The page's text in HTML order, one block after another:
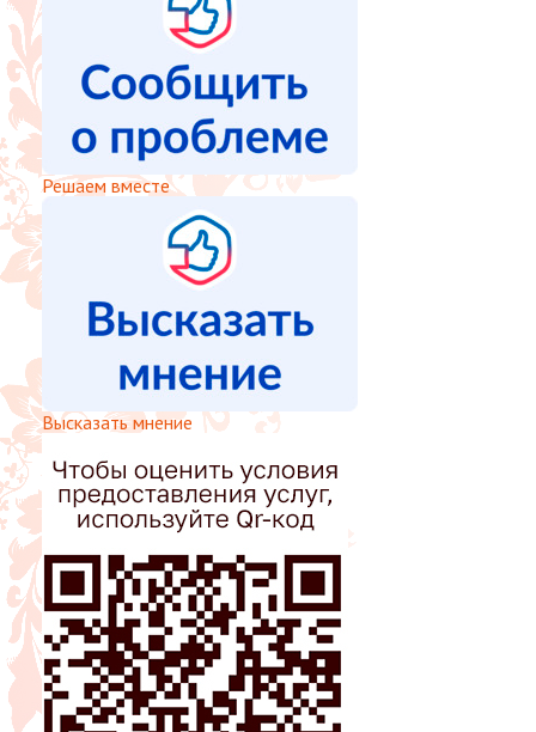
Решаем вместе
Высказать мнение